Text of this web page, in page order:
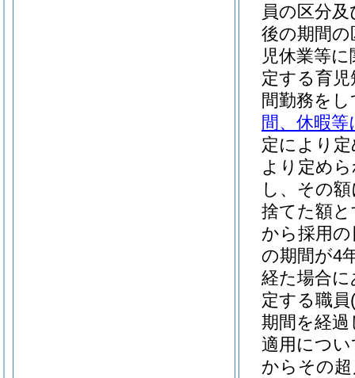
員の区分
後の期間
児休業等
定する育
間勤務を
間、休暇
定により
より定め
し、その
捨てた額
から採用
の期間が4
経た場合
定する職員
期間を経
適用につ
からその